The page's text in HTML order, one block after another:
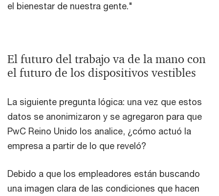
el bienestar de nuestra gente."
El futuro del trabajo va de la mano con
el futuro de los dispositivos vestibles
La siguiente pregunta lógica: una vez que estos
datos se anonimizaron y se agregaron para que
PwC Reino Unido los analice, ¿cómo actuó la
empresa a partir de lo que reveló?
Debido a que los empleadores están buscando
una imagen clara de las condiciones que hacen